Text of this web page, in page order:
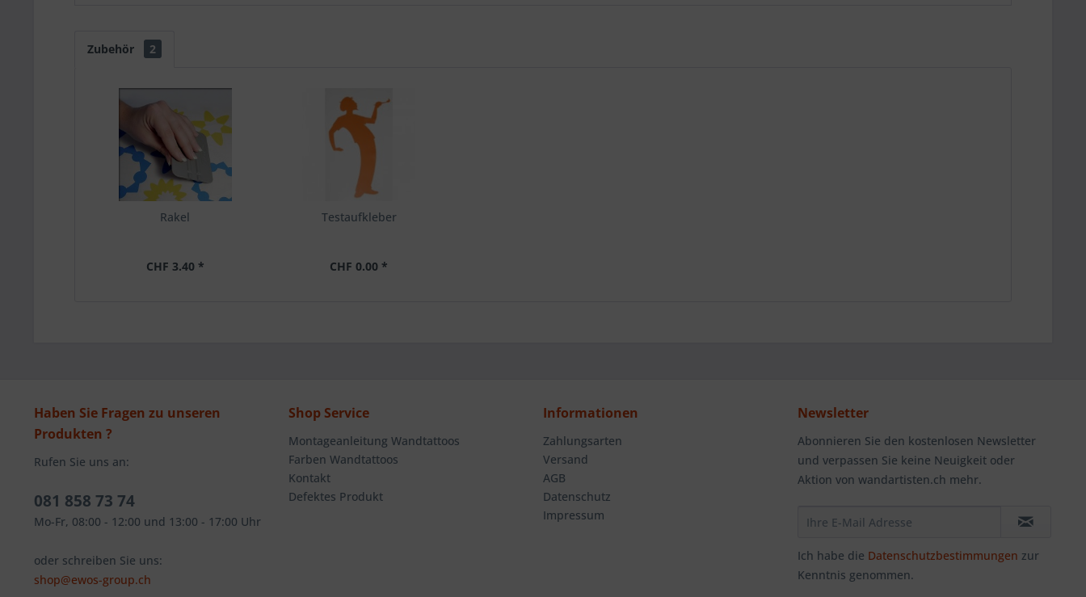
Zubehör 2
Rakel
CHF 3.40 *
Testaufkleber
CHF 0.00 *
Haben Sie Fragen zu unseren
Produkten ?
Rufen Sie uns an:
081 858 73 74
Mo-Fr, 08:00 - 12:00 und 13:00 - 17:00 Uhr
oder schreiben Sie uns:
shop@ewos-group.ch
Shop Service
Montageanleitung Wandtattoos
Farben Wandtattoos
Kontakt
Defektes Produkt
Informationen
Zahlungsarten
Versand
AGB
Datenschutz
Impressum
Newsletter
Abonnieren Sie den kostenlosen Newsletter
und verpassen Sie keine Neuigkeit oder
Aktion von wandartisten.ch mehr.
Ich habe die Datenschutzbestimmungen zur
Kenntnis genommen.